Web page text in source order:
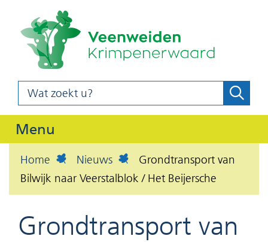
naar
de
o
Wat
zoekt
u?
Menu
Home Nieuws
Grondtransport van
Bilwijk naar Veerstalblok / Het Beijersche
Grondtransport van